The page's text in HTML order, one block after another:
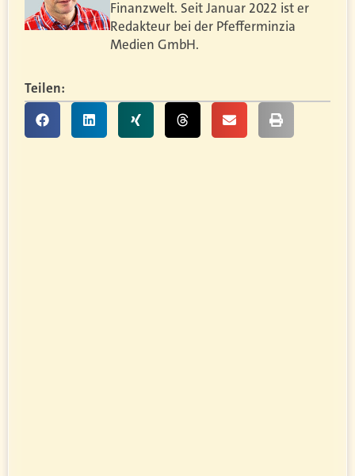
Finanzwelt. Seit Januar 2022 ist er
Redakteur bei der Pfefferminzia
Medien GmbH.
Teilen: